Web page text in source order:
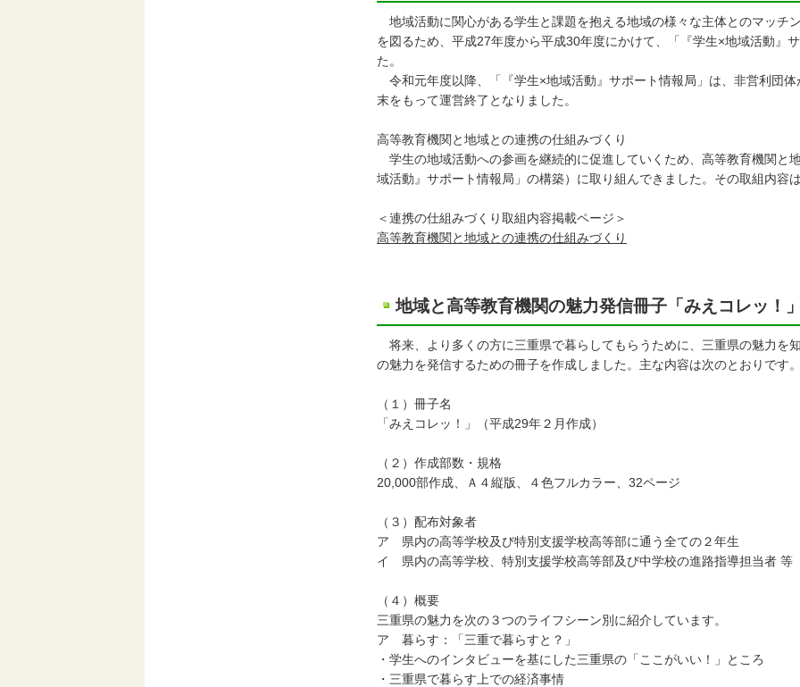
地域活動に関心がある学生と課題を抱える地域の様々な主体とのマッチ
を図るため、平成27年度から平成30年度にかけて、「『学生×地域活動』
た。
令和元年度以降、「『学生×地域活動』サポート情報局」は、非営利団
末をもって運営終了となりました。
高等教育機関と地域との連携の仕組みづくり
学生の地域活動への参画を継続的に促進していくため、高等教育機関と
域活動』サポート情報局」の構築）に取り組んできました。その取組内容
＜連携の仕組みづくり取組内容掲載ページ＞
高等教育機関と地域との連携の仕組みづくり
地域と高等教育機関の魅力発信冊子「みえコレッ！
将来、より多くの方に三重県で暮らしてもらうために、三重県の魅力を
の魅力を発信するための冊子を作成しました。主な内容は次のとおりです。
（１）冊子名
「みえコレッ！」（平成29年２月作成）
（２）作成部数・規格
20,000部作成、Ａ４縦版、４色フルカラー、32ページ
（３）配布対象者
ア 県内の高等学校及び特別支援学校高等部に通う全ての２年生
イ 県内の高等学校、特別支援学校高等部及び中学校の進路指導担当者 等
（４）概要
三重県の魅力を次の３つのライフシーン別に紹介しています。
ア 暮らす：「三重で暮らすと？」
・学生へのインタビューを基にした三重県の「ここがいい！」ところ
・三重県で暮らす上での経済事情